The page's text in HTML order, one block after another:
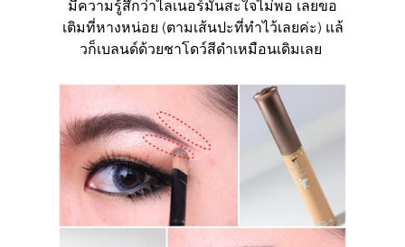
มีความรู้สึกว่าไลเนอร์มันสะใจไม่พอ เลยขอ
เติมที่หางหน่อย (ตามเส้นปะที่ทำไว้เลยค่ะ) แล้
วก็เบลนด์ด้วยชาโดว์สีดำเหมือนเดิมเลย